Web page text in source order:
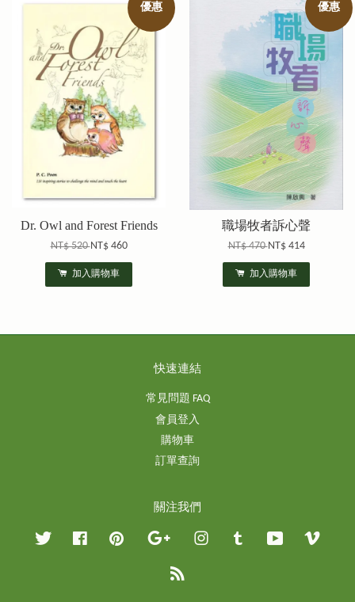
優惠
Dr. Owl and Forest Friends
NT$ 520NT$ 460
加入購物車
優惠
職場牧者訴心聲
NT$ 470NT$ 414
加入購物車
快速連結
常見問題 FAQ
會員登入
購物車
訂單查詢
關注我們
Twitter Facebook Pinterest Google InstagramTumblr YouTube